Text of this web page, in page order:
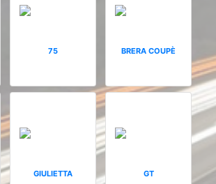
75 BRERA COUPÈ
GIULIETTA GT